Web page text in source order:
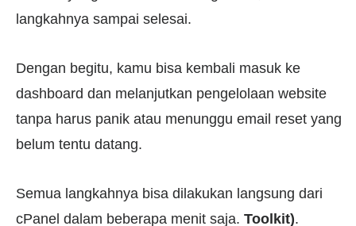
langkahnya sampai selesai.
Dengan begitu, kamu bisa kembali masuk ke
dashboard dan melanjutkan pengelolaan website
tanpa harus panik atau menunggu email reset yang
belum tentu datang.
Semua langkahnya bisa dilakukan langsung dari
cPanel dalam beberapa menit saja. Toolkit).